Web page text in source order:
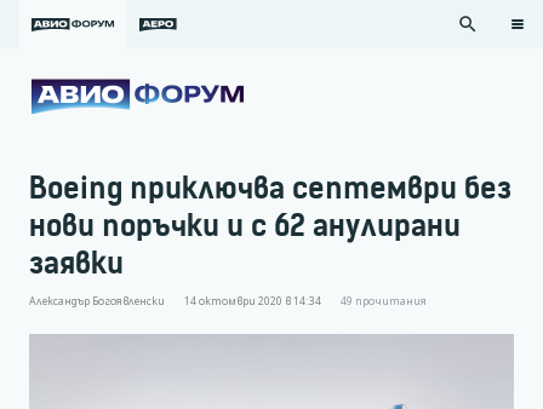
search
Boeing приключва септември без
нови поръчки и с 62 анулирани
заявки
Александър Богоявленски 14 октомври 2020 в 14:34 49 прочитания